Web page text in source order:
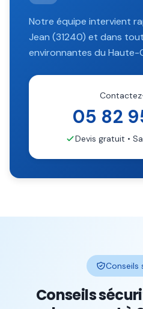
Notre équipe intervient
Jean (31240) et dans
environnantes du Haute-
05 82
Devis gratuit •
Conseils
Conseils